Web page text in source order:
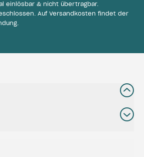
einlösbar & nicht übertragbar.
Auf Versandkosten findet der